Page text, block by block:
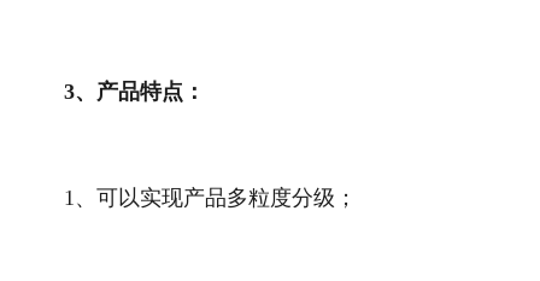
3、产品特点：
1、可以实现产品多粒度分级；